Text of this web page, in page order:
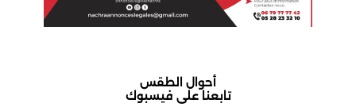
أحوال الطقس
أكادير حالة الطقستابعنا على فيسبوك